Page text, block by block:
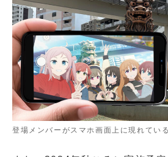
登場メンバーがスマホ画面上に現れてい